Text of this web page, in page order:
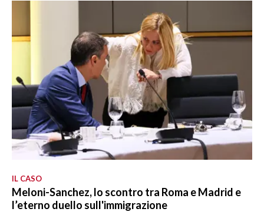
IL CASO
Meloni-Sanchez, lo scontro tra Roma e Madrid e
l’eterno duello sull'immigrazione